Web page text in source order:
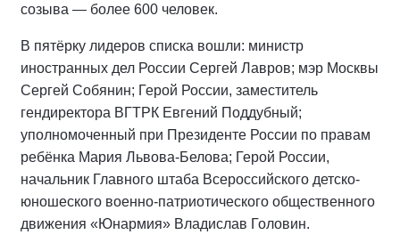
созыва — более 600 человек.
В пятёрку лидеров списка вошли: министр
иностранных дел России Сергей Лавров; мэр Москвы
Сергей Собянин; Герой России, заместитель
гендиректора ВГТРК Евгений Поддубный;
уполномоченный при Президенте России по правам
ребёнка Мария Львова-Белова; Герой России,
начальник Главного штаба Всероссийского детско-
юношеского военно-патриотического общественного
движения «Юнармия» Владислав Головин.